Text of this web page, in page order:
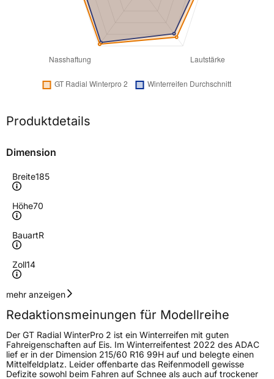
Produktdetails
Dimension
Breite185
Höhe70
BauartR
Zoll14
Geschwindigkeitsindex
Höchstgeschwindigkeit
190 km/h
Lastindex88
Höchstlast560 kg
mehr anzeigen
Redaktionsmeinungen für Modellreihe
Der GT Radial WinterPro 2 ist ein Winterreifen mit guten
Fahreigenschaften auf Eis. Im Winterreifentest 2022 des ADAC
lief er in der Dimension 215/60 R16 99H auf und belegte einen
Mittelfeldplatz. Leider offenbarte das Reifenmodell gewisse
Defizite sowohl beim Fahren auf Schnee als auch auf trockener